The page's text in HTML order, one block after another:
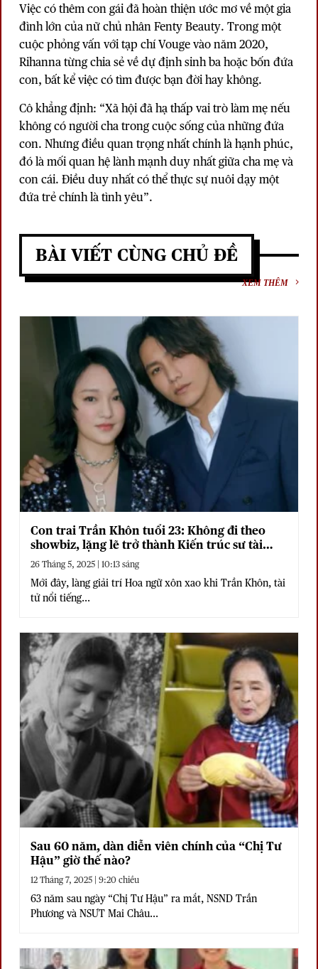
Việc có thêm con gái đã hoàn thiện ước mơ về một gia
đình lớn của nữ chủ nhân Fenty Beauty. Trong một
cuộc phỏng vấn với tạp chí Vouge vào năm 2020,
Rihanna từng chia sẻ về dự định sinh ba hoặc bốn đứa
con, bất kể việc có tìm được bạn đời hay không.
Cô khẳng định: “Xã hội đã hạ thấp vai trò làm mẹ nếu
không có người cha trong cuộc sống của những đứa
con. Nhưng điều quan trọng nhất chính là hạnh phúc,
đó là mối quan hệ lành mạnh duy nhất giữa cha mẹ và
con cái. Điều duy nhất có thể thực sự nuôi dạy một
đứa trẻ chính là tình yêu”.
BÀI VIẾT CÙNG CHỦ ĐỀ
XEM THÊM
Con trai Trần Khôn tuổi 23: Không đi theo
showbiz, lặng lẽ trở thành Kiến trúc sư tài
năng được săn đón
26 Tháng 5, 2025 | 10:13 sáng
Mới đây, làng giải trí Hoa ngữ xôn xao khi Trần Khôn, tài
tử nổi tiếng...
Sau 60 năm, dàn diễn viên chính của “Chị Tư
Hậu” giờ thế nào?
12 Tháng 7, 2025 | 9:20 chiều
63 năm sau ngày “Chị Tư Hậu” ra mắt, NSND Trần
Phương và NSƯT Mai Châu...